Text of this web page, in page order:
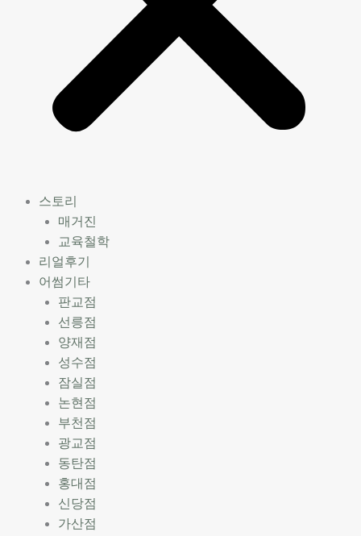
스토리
매거진
교육철학
리얼후기
어썸기타
판교점
선릉점
양재점
성수점
잠실점
논현점
부천점
광교점
동탄점
홍대점
신당점
가산점